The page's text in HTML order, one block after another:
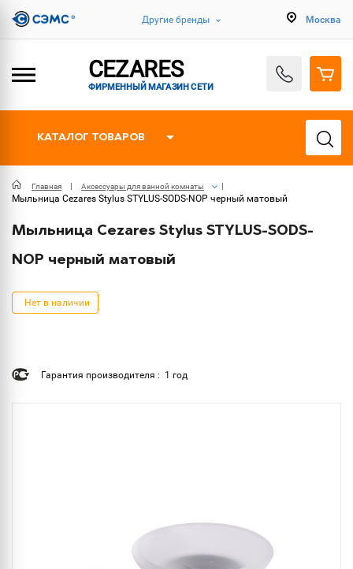
Другие бренды Москва
CEZARES
ФИРМЕННЫЙ МАГАЗИН СЕТИ
КАТАЛОГ ТОВАРОВ
Главная Аксессуары для ванной комнаты
Мыльница Cezares Stylus STYLUS-SODS-NOP черный матовый
Мыльница Cezares Stylus STYLUS-SODS-
NOP черный матовый
Нет в наличии
Гарантия производителя : 1 год